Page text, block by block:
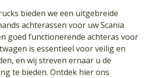
bieden we een uitgebreide
achterassen voor uw Scania
goed functionerende achteras voor
is essentieel voor veilig en
en wij streven ernaar u de
te bieden. Ontdek hier ons